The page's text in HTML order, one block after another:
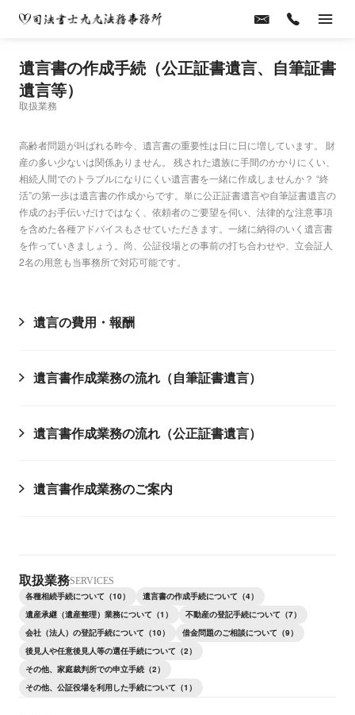
遺言書の作成手続（公正証書遺言、自筆証書
遺言等）
取扱業務
高齢者問題が叫ばれる昨今、遺言書の重要性は日に日に増しています。 財
産の多い少ないは関係ありません。 残された遺族に手間のかかりにくい、
相続人間でのトラブルになりにくい遺言書を一緒に作成しませんか？ “終
活”の第一歩は遺言書の作成からです。単に公正証書遺言や自筆証書遺言の
作成のお手伝いだけではなく、依頼者のご要望を伺い、法律的な注意事項
を含めた各種アドバイスもさせていただきます。一緒に納得のいく遺言書
を作っていきましょう。尚、公証役場との事前の打ち合わせや、立会証人
2名の用意も当事務所で対応可能です。
遺言の費用・報酬
遺言書作成業務の流れ（自筆証書遺言）
遺言書作成業務の流れ（公正証書遺言）
遺言書作成業務のご案内
取扱業務SERVICES
各種相続手続について（10）
遺言書の作成手続について（4）
遺産承継（遺産整理）業務について（1）
不動産の登記手続について（7）
会社（法人）の登記手続について（10）
借金問題のご相談について（9）
後見人や任意後見人等の選任手続について（2）
その他、家庭裁判所での申立手続（2）
その他、公証役場を利用した手続について（1）